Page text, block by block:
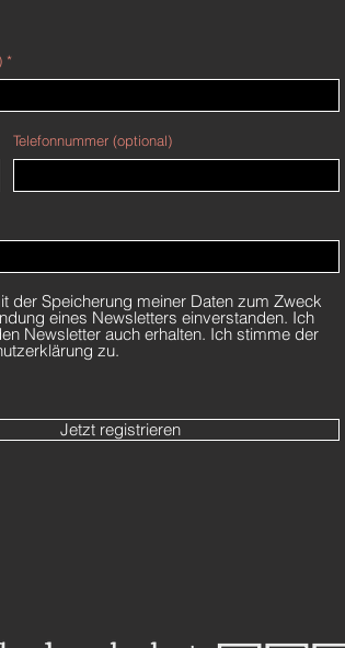
Jetzt registrieren
Telefonnummer (optional)
der Speicherung meiner Daten zum Zweck
eines Newsletters einverstanden. Ich
Newsletter auch erhalten. Ich stimme der
zu.